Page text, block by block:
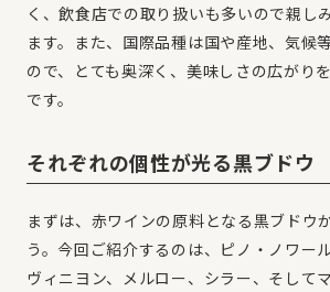
く、飲食店での取り扱いも多いので親し
ます。また、国際品種は国や産地、気候
ので、とても奥深く、美味しさの広がり
です。
それぞれの個性が光る黒ブドウ
まずは、赤ワインの原料となる黒ブドウ
う。今回ご紹介するのは、ピノ・ノワー
ヴィニヨン、メルロー、シラー、そして